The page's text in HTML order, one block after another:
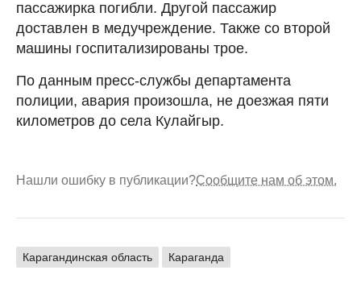
пассажирка погибли. Другой пассажир
доставлен в медучреждение. Также со второй
машины госпитализированы трое.
По данным пресс-службы департамента
полиции, авария произошла, не доезжая пяти
километров до села Кулайгыр.
Нашли ошибку в публикации?Сообщите нам об этом.
Карагандинская область Караганда